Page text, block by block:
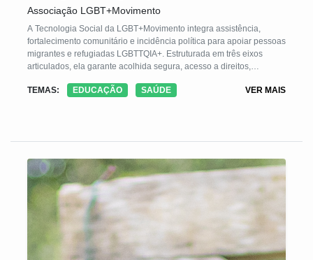
Associação LGBT+Movimento
A Tecnologia Social da LGBT+Movimento integra assistência,
fortalecimento comunitário e incidência política para apoiar pessoas
migrantes e refugiadas LGBTTQIA+. Estruturada em três eixos
articulados, ela garante acolhida segura, acesso a direitos,
individual, atividades formativas e mobilização coletiva, permitindo
cidadania.
TEMAS: EDUCAÇÃO SAÚDE VER MAIS